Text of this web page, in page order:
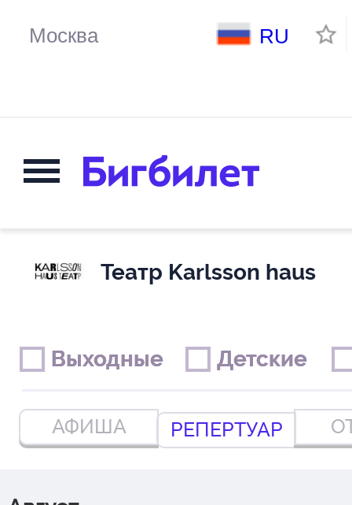
RU
Театр Karlsson haus
АФИША РЕПЕРТУАР
Выходные
Выходные Детские
Детские